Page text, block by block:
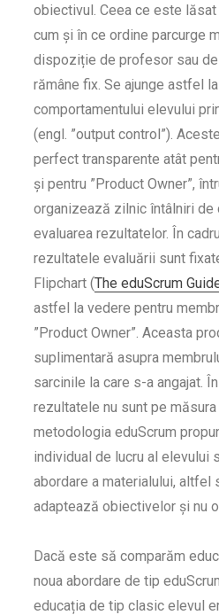
obiectivul. Ceea ce este
cum și în ce ordine parcurge
dispoziție de profesor sau
rămâne fix. Se ajunge astfel
comportamentului elevului
(engl. ”output control”).
perfect transparente atât
și pentru ”Product Owner”,
organizează zilnic întâlniri de
evaluarea rezultatelor. În
rezultatele evaluării sunt
Flipchart (The eduScrum
astfel la vedere pentru
”Product Owner”. Aceasta
suplimentară asupra
sarcinile la care s-a angajat.
rezultatele nu sunt pe
metodologia eduScrum
individual de lucru al elevului
abordare a materialului, altfel
adaptează obiectivelor și nu
Dacă este să comparăm
noua abordare de tip
educația de tip clasic elevul